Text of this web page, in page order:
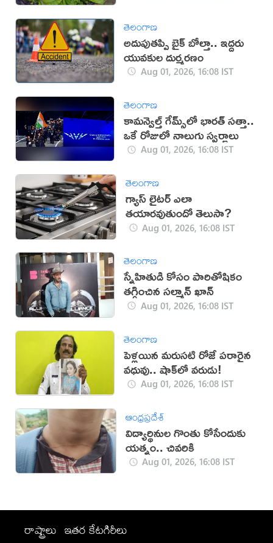
తెలంగాణ
అదుపుతప్పి బైక్ బోల్తా.. ఇద్దరు
యువకుల దుర్మరణం
Aug 01, 2026, 16:08 IST
తెలంగాణ
కామన్వెల్త్ గేమ్స్‌లో భారత్‌ సత్తా..
ఒకే రోజులో నాలుగు స్వర్ణాలు
Aug 01, 2026, 16:08 IST
తెలంగాణ
గ్యాస్ లైటర్ ఎలా
తయారవుతుందో తెలుసా?
Aug 01, 2026, 16:08 IST
తెలంగాణ
స్నేహితుడి కోసం పారితోషికం
తగ్గించిన సల్మాన్ ఖాన్
Aug 01, 2026, 16:08 IST
తెలంగాణ
పెళ్లయిన మరుసటి రోజే పరారైన
వధువు.. షాక్‌లో వరుడు!
Aug 01, 2026, 16:08 IST
ఆంధ్రప్రదేశ్
విద్యార్థినుల గొంతు కోసేందుకు
యత్నం.. చివరికి
Aug 01, 2026, 16:08 IST
రాష్ట్రాలు ఇతర కేటగిరీలు